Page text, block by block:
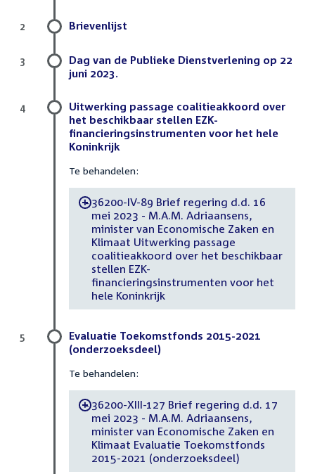
Brievenlijst
2
Dag van de Publieke Dienstverlening op 22
juni 2023.
3
Uitwerking passage coalitieakkoord over
het beschikbaar stellen EZK-
financieringsinstrumenten voor het hele
Koninkrijk
Te behandelen:
-36200-IV-89 Brief regering d.d. 16
mei 2023 - M.A.M. Adriaansens,
minister van Economische Zaken en
Klimaat Uitwerking passage
coalitieakkoord over het beschikbaar
stellen EZK-
financieringsinstrumenten voor het
hele Koninkrijk
4
Evaluatie Toekomstfonds 2015-2021
(onderzoeksdeel)
Te behandelen:
-36200-XIII-127 Brief regering d.d. 17
mei 2023 - M.A.M. Adriaansens,
minister van Economische Zaken en
Klimaat Evaluatie Toekomstfonds
2015-2021 (onderzoeksdeel)
5